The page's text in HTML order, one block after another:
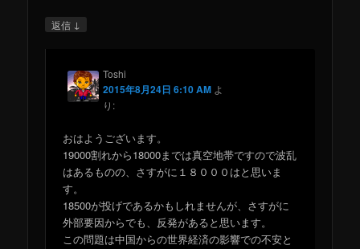
返信 ↓
Toshi
2015年8月24日 6:10 AM よ
り:
おはようございます。
19000割れから18000までは真空地帯ですので波乱
はあるものの、さすがに１８０００はと思いま
す。
18500が投げであるかもしれませんが、さすがに
外部要因からでも、反発があると思います。
この問題は中国からの世界経済の影響での不安と